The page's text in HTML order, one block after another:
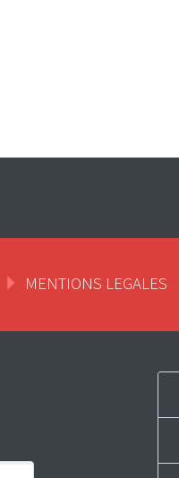
MENTIONS LEGALES